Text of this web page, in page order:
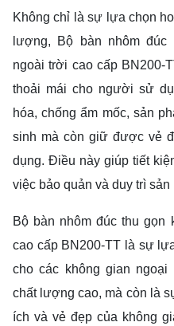
Không chỉ là sự lựa chọn
lượng, Bộ bàn nhôm
ngoài trời cao cấp BN200-
thoải mái cho người sử
hóa, chống ẩm mốc, sản
sinh mà còn giữ được vẻ
dụng. Điều này giúp tiết
việc bảo quản và duy trì sản
Bộ bàn nhôm đúc thu gọn
cao cấp BN200-TT là sự
cho các không gian
chất lượng cao, mà còn là
ích và vẻ đẹp của không